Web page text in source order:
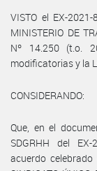
VISTO el EX-
MINISTERIO DE
Nº 14.250 (t.o.
modificatorias y la
CONSIDERANDO:
Que, en el
SDGRHH del EX-
acuerdo